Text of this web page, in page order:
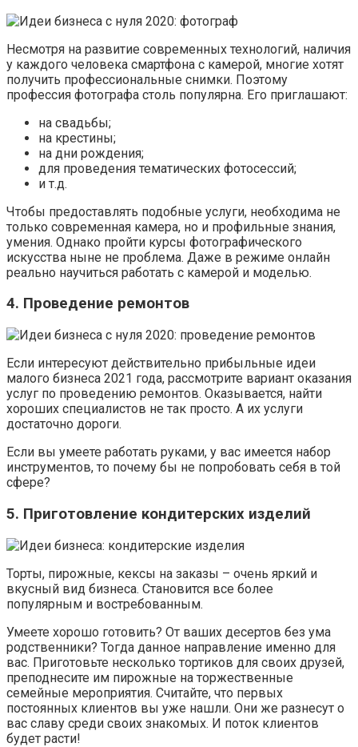
Несмотря на развитие современных технологий, наличия
у каждого человека смартфона с камерой, многие хотят
получить профессиональные снимки. Поэтому
профессия фотографа столь популярна. Его приглашают:
на свадьбы;
на крестины;
на дни рождения;
для проведения тематических фотосессий;
и т.д.
Чтобы предоставлять подобные услуги, необходима не
только современная камера, но и профильные знания,
умения. Однако пройти курсы фотографического
искусства ныне не проблема. Даже в режиме онлайн
реально научиться работать с камерой и моделью.
4. Проведение ремонтов
Если интересуют действительно прибыльные идеи
малого бизнеса 2021 года, рассмотрите вариант оказания
услуг по проведению ремонтов. Оказывается, найти
хороших специалистов не так просто. А их услуги
достаточно дороги.
Если вы умеете работать руками, у вас имеется набор
инструментов, то почему бы не попробовать себя в той
сфере?
5. Приготовление кондитерских изделий
Торты, пирожные, кексы на заказы – очень яркий и
вкусный вид бизнеса. Становится все более
популярным и востребованным.
Умеете хорошо готовить? От ваших десертов без ума
родственники? Тогда данное направление именно для
вас. Приготовьте несколько тортиков для своих друзей,
преподнесите им пирожные на торжественные
семейные мероприятия. Считайте, что первых
постоянных клиентов вы уже нашли. Они же разнесут о
вас славу среди своих знакомых. И поток клиентов
будет расти!